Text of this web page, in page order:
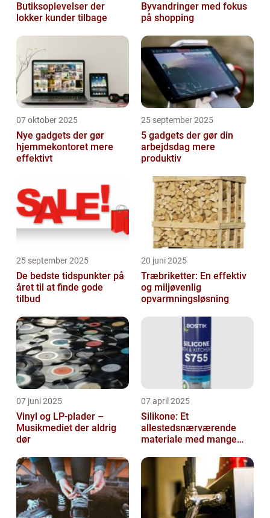
Butiksoplevelser der
lokker kunder tilbage
Byvandringer med fokus
på shopping
07 oktober 2025
Nye gadgets der gør
hjemmekontoret mere
effektivt
25 september 2025
5 gadgets der gør din
arbejdsdag mere
produktiv
25 september 2025
De bedste tidspunkter på
året til at finde gode
tilbud
20 juni 2025
Træbriketter: En effektiv
og miljøvenlig
opvarmningsløsning
07 juni 2025
Vinyl og LP-plader –
Musikmediet der aldrig
dør
07 april 2025
Silikone: Et
allestedsnærværende
materiale med mange